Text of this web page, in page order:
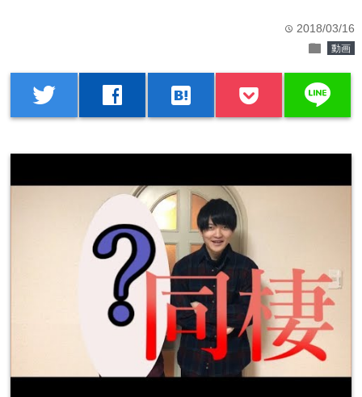
time 2018/03/16
folder 動画
twitter facebook hatenabookmark line